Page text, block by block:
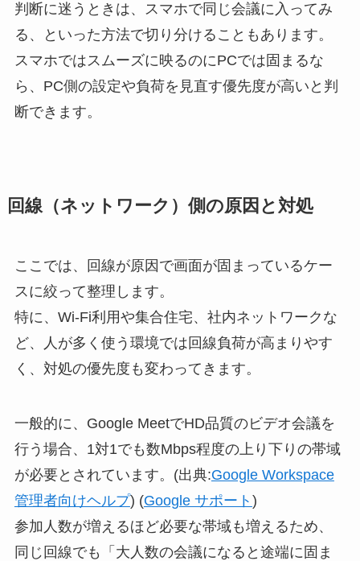
判断に迷うときは、スマホで同じ会議に入ってみ
る、といった方法で切り分けることもあります。
スマホではスムーズに映るのにPCでは固まるな
ら、PC側の設定や負荷を見直す優先度が高いと判
断できます。
回線（ネットワーク）側の原因と対処
ここでは、回線が原因で画面が固まっているケー
スに絞って整理します。
特に、Wi-Fi利用や集合住宅、社内ネットワークな
ど、人が多く使う環境では回線負荷が高まりやす
く、対処の優先度も変わってきます。
一般的に、Google MeetでHD品質のビデオ会議を
行う場合、1対1でも数Mbps程度の上り下りの帯域
が必要とされています。(出典:Google Workspace
管理者向けヘルプ) (Google サポート )
参加人数が増えるほど必要な帯域も増えるため、
同じ回線でも「大人数の会議になると途端に固ま